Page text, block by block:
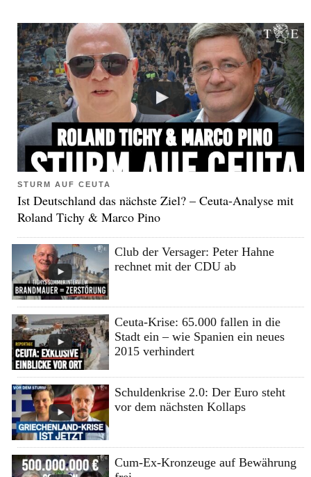
STURM AUF CEUTA
Ist Deutschland das nächste Ziel? – Ceuta-Analyse mit
Roland Tichy & Marco Pino
Club der Versager: Peter Hahne
rechnet mit der CDU ab
Ceuta-Krise: 65.000 fallen in die
Stadt ein – wie Spanien ein neues
2015 verhindert
Schuldenkrise 2.0: Der Euro steht
vor dem nächsten Kollaps
Cum-Ex-Kronzeuge auf Bewährung